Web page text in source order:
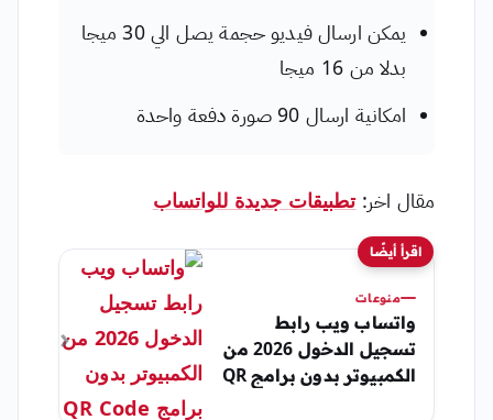
يمكن ارسال فيديو حجمة يصل الي 30 ميجا
بدلا من 16 ميجا
امكانية ارسال 90 صورة دفعة واحدة
مقال اخر:تطبيقات جديدة للواتساب
اقرأ أيضًا
منوعات
واتساب ويب رابط
تسجيل الدخول 2026 من
الكمبيوتر بدون برامج QR